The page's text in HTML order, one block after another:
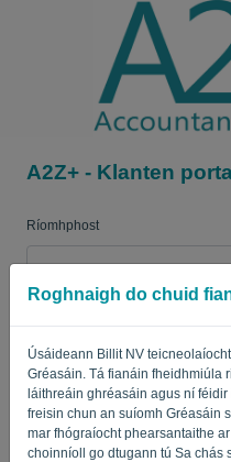
Roghnaigh do chuid
Úsáideann Billit NV
Gréasáin. Tá fianáin fheidhmiúla
láithreáin ghréasáin agus ní
freisin chun an suíomh Gréasáin
mar fhógraíocht phearsantaithe
choinníoll go dtugann tú Sa chás
A2Z+ - Klanten
Ríomhphost
Pasfhocal
Cuir i gcuimhne dom